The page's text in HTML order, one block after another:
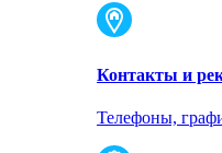
Контакты и
Телефоны,